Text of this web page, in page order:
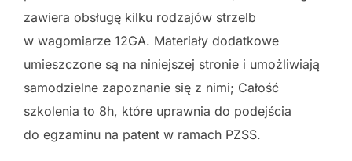
zawiera obsługę kilku rodzajów strzelb
w wagomiarze 12GA. Materiały dodatkowe
umieszczone są na niniejszej stronie i umożliwiają
samodzielne zapoznanie się z nimi; Całość
szkolenia to 8h, które uprawnia do podejścia
do egzaminu na patent w ramach PZSS.